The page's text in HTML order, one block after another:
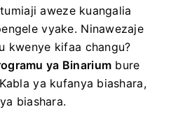
aweze kuangalia
vyake. Ninawezaje
kwenye kifaa changu?
ya Binarium bure
ya kufanya biashara,
biashara.